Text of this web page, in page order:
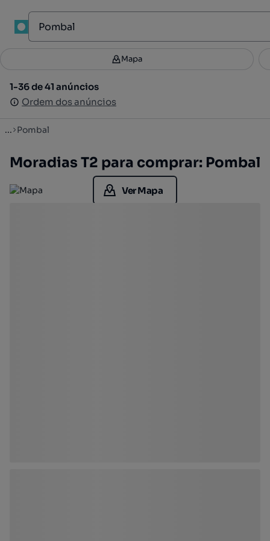
Filtros 3
1-36 de 41 anúncios
Ordem dos anúncios
Mapa
1-36 de 41 anúncios
Ordem dos anúncios
... Pombal
Moradias T2 para comprar: Pombal
Ver Mapa